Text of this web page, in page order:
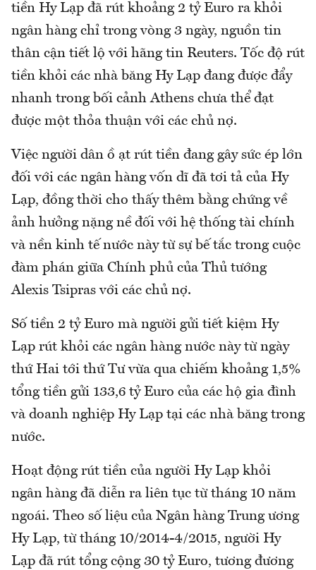
tiền Hy Lạp đã rút khoảng 2 tỷ Euro ra khỏi
ngân hàng chỉ trong vòng 3 ngày, nguồn tin
thân cận tiết lộ với hãng tin Reuters. Tốc độ rút
tiền khỏi các nhà băng Hy Lạp đang được đẩy
nhanh trong bối cảnh Athens chưa thể đạt
được một thỏa thuận với các chủ nợ.
Việc người dân ồ ạt rút tiền đang gây sức ép lớn
đối với các ngân hàng vốn dĩ đã tơi tả của Hy
Lạp, đồng thời cho thấy thêm bằng chứng về
ảnh hưởng nặng nề đối với hệ thống tài chính
và nền kinh tế nước này từ sự bế tắc trong cuộc
đàm phán giữa Chính phủ của Thủ tướng
Alexis Tsipras với các chủ nợ.
Số tiền 2 tỷ Euro mà người gửi tiết kiệm Hy
Lạp rút khỏi các ngân hàng nước này từ ngày
thứ Hai tới thứ Tư vừa qua chiếm khoảng 1,5%
tổng tiền gửi 133,6 tỷ Euro của các hộ gia đình
và doanh nghiệp Hy Lạp tại các nhà băng trong
nước.
Hoạt động rút tiền của người Hy Lạp khỏi
ngân hàng đã diễn ra liên tục từ tháng 10 năm
ngoái. Theo số liệu của Ngân hàng Trung ương
Hy Lạp, từ tháng 10/2014-4/2015, người Hy
Lạp đã rút tổng cộng 30 tỷ Euro, tương đương